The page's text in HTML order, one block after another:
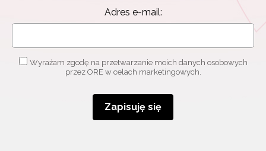
Adres e-mail:
Wyrażam zgodę na przetwarzanie moich danych osobowych
przez ORE w celach marketingowych.
Zapisuję się
Zapisuję się